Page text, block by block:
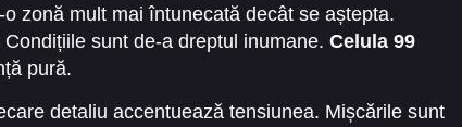
zonă mult mai întunecată decât se aștepta.
sunt de-a dreptul inumane. Celula 99
pură.
detaliu accentuează tensiunea. Mișcările sunt